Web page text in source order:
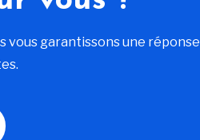
vous garantissons une réponse